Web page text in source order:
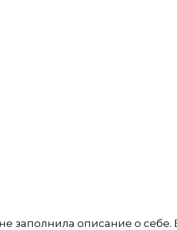
заполнила описание о себе.